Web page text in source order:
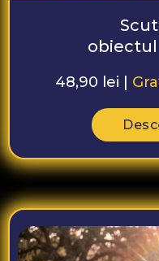
obiectul
48,90 lei |